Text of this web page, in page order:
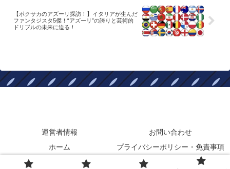
【ボクサカのアズーリ探訪！】イタリアが生んだ
ファンタジスタ5傑！“アズーリ”の誇りと芸術的
ドリブルの未来に迫る！
運営者情報
お問い合わせ
ホーム
プライバシーポリシー・免責事項
© 2024 ボクサカブログ.